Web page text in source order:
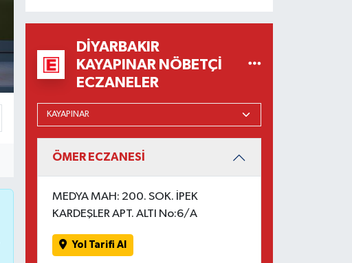
DIYARBAKIR
KAYAPINAR NÖBETÇI
ECZANELER
ÖMER ECZANESİ
MEDYA MAH: 200. SOK. İPEK
KARDEŞLER APT. ALTI No:6/A
Yol Tarifi Al